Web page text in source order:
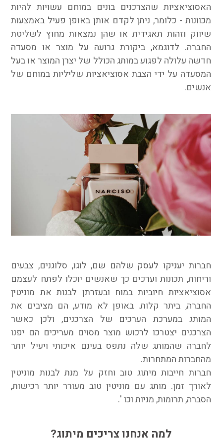
האסוציאציות שהצרכנים בונים במוחם עשויות להיות
מכוונות - כלומר, ניתן לקדם אותן באופן פעיל באמצעות
שיווק וזהות תאגידית או שהן נמצאות מחוץ לשליטת
החברה. לדוגמא, ביקורת גרועה על מוצר או מסעדה
חדשה עלולה לפגוע במותג הכולל של יצרן המוצר או בעל
המסעדה על ידי הצבת אסוציאציות שליליות במוחם של
אנשים.
חברות יעניקו לעסק שלהם שם, לוגו, סלוגנים, צבעים
וריחות, תכונות וערכים כך שאנשים יוכלו לפתח לעצמם
אסוציאציות חיוביות במוח ובעזרתן לבנות את מוניטין
החברה, ביתר קלות. באופן לא מודע, הם מציבים את
המותג במערכת הערכים של הצרכנים, ולכן כאשר
הצרכנים יצטרכו לרכוש מוצר מסוים מעריכים הם יפנו
לחברה שהמותג שלה נתפס בעינם איכותי ויעיל יותר
מהחברות המתחרות.
חברות חייבות מיתוג טוב וחזק על מנת לבנות מוניטין
לאורך זמן. מותג עם מוניטין טוב מעורר יותר רכישות,
הסברה, תרומות, מניות וכו '.
למה אנחנו צריכים מיתוג?